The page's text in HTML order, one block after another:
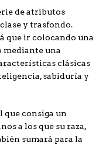
de atributos
y trasfondo.
que ir colocando una
mediante una
clásicas
sabiduría y
que consiga un
a los que su raza,
sumará para la